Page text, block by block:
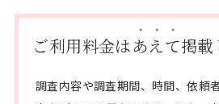
ご利用料金はあえて掲
調査内容や調査期間、時間、依頼